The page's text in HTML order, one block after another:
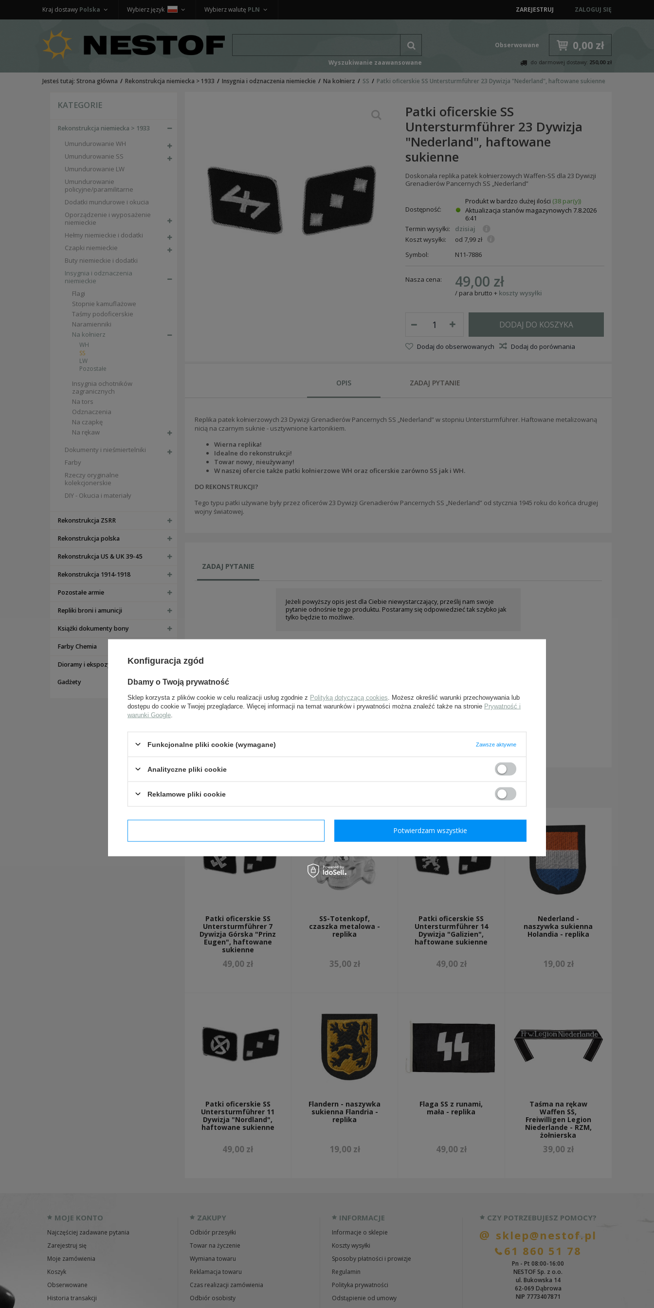
ZAREJESTRUJ ZALOGUJ SIĘ
Wybierz walutę PLN
Wybierz język
Kraj dostawy Polska
Wyszukiwanie zaawansowane
Obserwowane 0,00 zł
do darmowej dostawy: 250,00 zł
Jesteś tutaj: Strona główna Rekonstrukcja niemiecka > 1933 Insygnia i odznaczenia niemieckie Na kołnierz SS Patki oficerskie SS Untersturmführer 23 Dywizja "Nederland", haftowane sukienne
KATEGORIE
Rekonstrukcja niemiecka > 1933
Umundurowanie WH
Umundurowanie SS
Umundurowanie LW
Umundurowanie
policyjne/paramilitarne
Dodatki mundurowe i okucia
Oporządzenie i wyposażenie
niemieckie
Hełmy niemieckie i dodatki
Czapki niemieckie
Buty niemieckie i dodatki
Insygnia i odznaczenia
niemieckie
Flagi
Stopnie kamuflażowe
Taśmy podoficerskie
Naramienniki
Na kołnierz
WH
SS
LW
Pozostałe
Insygnia ochotników
zagranicznych
Na tors
Odznaczenia
Na czapkę
Na rękaw
Dokumenty i nieśmiertelniki
Farby
Rzeczy oryginalne
kolekcjonerskie
DIY - Okucia i materiały
Rekonstrukcja ZSRR
Rekonstrukcja polska
Rekonstrukcja US & UK 39-45
Rekonstrukcja 1914-1918
Pozostałe armie
Repliki broni i amunicji
Książki dokumenty bony
Farby Chemia
Dioramy i ekspozycje
Gadżety
Patki oficerskie SS
Untersturmführer 23 Dywizja
"Nederland", haftowane
sukienne
Doskonała replika patek kołnierzowych Waffen-SS dla 23 Dywizji
Grenadierów Pancernych SS „Nederland”
Dostępność:
Produkt w bardzo dużej ilości (38 par(y))
Aktualizacja stanów magazynowych 7.8.2026
6:41
Termin wysyłki:
dzisiaj
Koszt wysyłki:
od 7,99 zł
Symbol:
N11-7886
Nasza cena: 49,00 zł
/ para brutto+ koszty wysyłki
DODAJ DO KOSZYKA
Dodaj do obserwowanych Dodaj do porównania
OPIS ZADAJ PYTANIE
Replika patek kołnierzowych 23 Dywizji Grenadierów Pancernych SS „Nederland” w stopniu Untersturmführer. Haftowane metalizowaną
nicią na czarnym suknie - usztywnione kartonikiem.
Wierna replika!
Idealne do rekonstrukcji!
Towar nowy, nieużywany!
W naszej ofercie także patki kołnierzowe WH oraz oficerskie zarówno SS jak i WH.
DO REKONSTRUKCJI?
Tego typu patki używane były przez oficerów23 Dywizji Grenadierów Pancernych SS „Nederland” od stycznia 1945 roku do końca drugiej
wojny światowej.
ZADAJ PYTANIE
Jeżeli powyższy opis jest dla Ciebie niewystarczający, prześlij nam swoje
pytanie odnośnie tego produktu. Postaramy się odpowiedzieć tak szybko jak
tylko będzie to możliwe.
INNI Z TYM PRODUKTEM KUPILI TAKŻE:
Patki oficerskie SS
Untersturmführer 7
Dywizja Górska "Prinz
Eugen", haftowane
sukienne
49,00 zł
SS-Totenkopf,
czaszka metalowa -
replika
35,00 zł
Patki oficerskie SS
Untersturmführer 14
Dywizja "Galizien",
haftowane sukienne
49,00 zł
Nederland -
naszywka sukienna
Holandia - replika
19,00 zł
Patki oficerskie SS
Untersturmführer 11
Dywizja "Nordland",
haftowane sukienne
49,00 zł
Flandern - naszywka
sukienna Flandria -
replika
19,00 zł
Flaga SS z runami,
mała - replika
49,00 zł
Taśma na rękaw
Waffen SS,
Freiwilligen Legion
Niederlande - RZM,
żołnierska
39,00 zł
MOJE KONTO
Najczęściej zadawane pytania
Zarejestruj się
Moje zamówienia
Koszyk
Obserwowane
Historia transakcji
ZAKUPY
Odbiór przesyłki
Towar na życzenie
Wymiana towaru
Reklamacja towaru
Czas realizacji zamówienia
Odbiór osobisty
INFORMACJE
Informacje o sklepie
Koszty wysyłki
Sposoby płatności i prowizje
Regulamin
Polityka prywatności
Odstąpienie od umowy
CZY POTRZEBUJESZ POMOCY?
sklep@nestof.pl
61 860 51 78
Pn - Pt 08:00-16:00
NESTOF Sp. z o.o.
ul. Bukowska 14
62-069 Dąbrowa
NIP 7773407871
Konfiguracja zgód
Dbamy o Twoją prywatność
Sklep korzysta z plików cookie w celu realizacji usług zgodnie z Polityką dotyczącą cookies . Możesz określić warunki przechowywania lub
dostępu do cookie w Twojej przeglądarce. Więcej informacji na temat warunków i prywatności można znaleźć także na stronie Prywatność i
warunki Google
Funkcjonalne pliki cookie (wymagane) Zawsze aktywne
Analityczne pliki cookie
Reklamowe pliki cookie
Potwierdzam wszystkie